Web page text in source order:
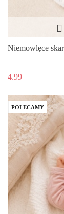
Niemowlęce
4.99
POLECAMY